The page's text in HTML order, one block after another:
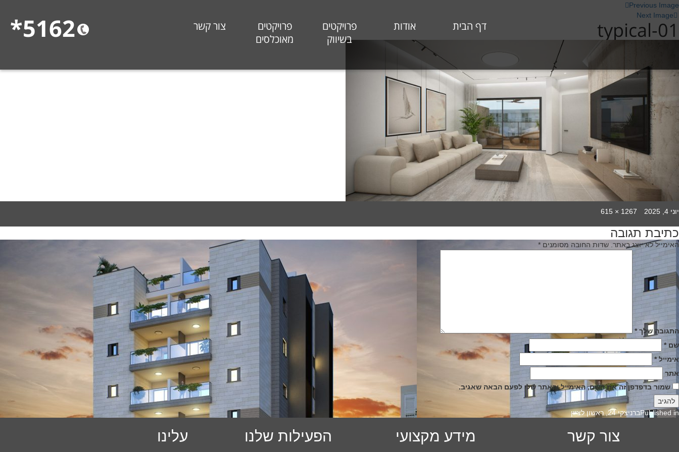
5162* דף הבית אודות
פרויקטים
בשיווק
פרויקטים
מאוכלסים
צור קשר
Previous Image
Next Image
typical-01
Posted
יוני 4, 2025
Full
1267 × 615
כתיבת תגובה
האימייל לא יוצג באתר. שדות החובה מסומנים *
התגובה שלך*
שם*
אימייל*
אתר
שמור בדפדפן זה את השם, האימייל והאתר שלי לפעם הבאה שאגיב.
ניווט
Published inברניצקי 24, ראשון לציון
עלינו הפעילות שלנו מידע מקצועי צור קשר